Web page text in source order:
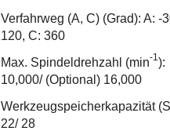
Verfahrweg (A, C) (Grad): A: -
120, C: 360
Max. Spindeldrehzahl (min-1):
10,000/ (Optional) 16,000
Werkzeugspeicherkapazität
22/ 28